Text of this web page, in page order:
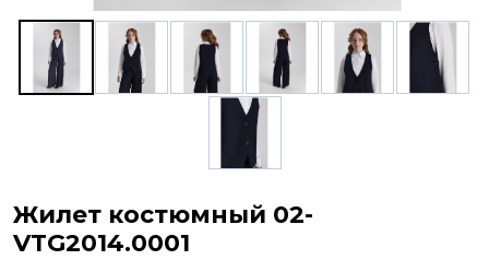
Жилет костюмный 02-
VTG2014.0001